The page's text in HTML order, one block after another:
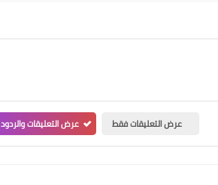
عرض التعليقات فقط عرض التعليقات والردود